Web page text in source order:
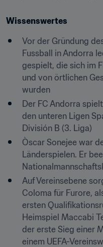
Wissenswertes
Vor der Gründung
Fussball in Andorra
gespielt, die sich im
und von örtlichen
wurden
Der FC Andorra
den unteren Ligen
División B (3. Liga)
Òscar Sonejee war
Länderspielen. Er
Auf Vereinsebene
Coloma für Furore,
ersten
Heimspiel Maccabi
der erste Sieg einer
einem UEFA-